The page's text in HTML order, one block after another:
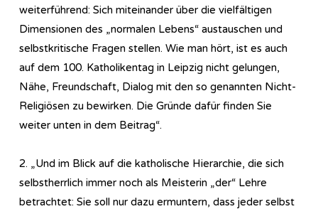
weiterführend: Sich miteinander über die vielfältigen
Dimensionen des „normalen Lebens“ austauschen und
selbstkritische Fragen stellen. Wie man hört, ist es auch
auf dem 100. Katholikentag in Leipzig nicht gelungen,
Nähe, Freundschaft, Dialog mit den so genannten Nicht-
Religiösen zu bewirken. Die Gründe dafür finden Sie
weiter unten in dem Beitrag“.
2. „Und im Blick auf die katholische Hierarchie, die sich
selbstherrlich immer noch als Meisterin „der“ Lehre
betrachtet: Sie soll nur dazu ermuntern, dass jeder selbst